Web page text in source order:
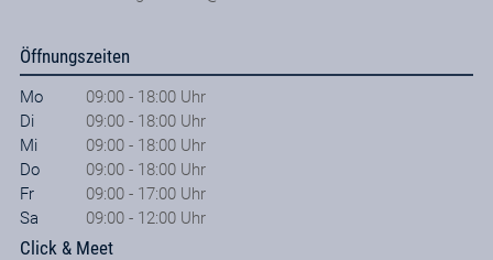
Öffnungszeiten
Mo
09:00 - 18:00 Uhr
Di
09:00 - 18:00 Uhr
Mi
09:00 - 18:00 Uhr
Do
09:00 - 18:00 Uhr
Fr
09:00 - 17:00 Uhr
Sa
09:00 - 12:00 Uhr
Click & Meet